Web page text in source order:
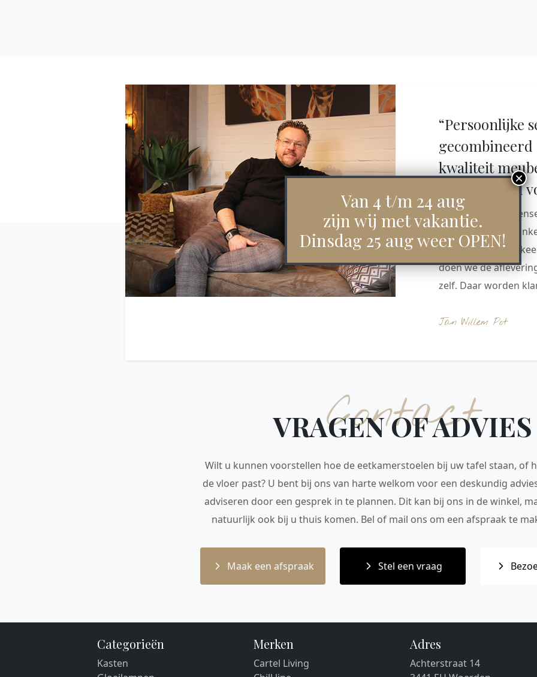
“Persoonlijke
gecombineerd
kwaliteit
we als winkel
Daarom weten
Hart onze
Woerden keer op
doen we de
zelf. Daar worden
Jan Willem Pot
Contact
VRAGEN OF ADVIES
Wilt u kunnen voorstellen hoe de eetkamerstoelen bij uw tafel staan, of
de vloer past? U bent bij ons van harte welkom voor een deskundig
adviseren door een gesprek in te plannen. Dit kan bij ons in de winkel,
natuurlijk ook bij u thuis komen. Bel of mail ons om een afspraak te
Maak een afspraak Stel een vraag
Categorieën
Kasten
Merken
Cartel Living
Adres
Achterstraat 14
Van 4 t/m 24 aug
zijn wij met vakantie.
Dinsdag 25 aug weer OPEN!